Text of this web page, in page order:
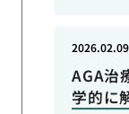
AGA治
学的に
2026.02.09